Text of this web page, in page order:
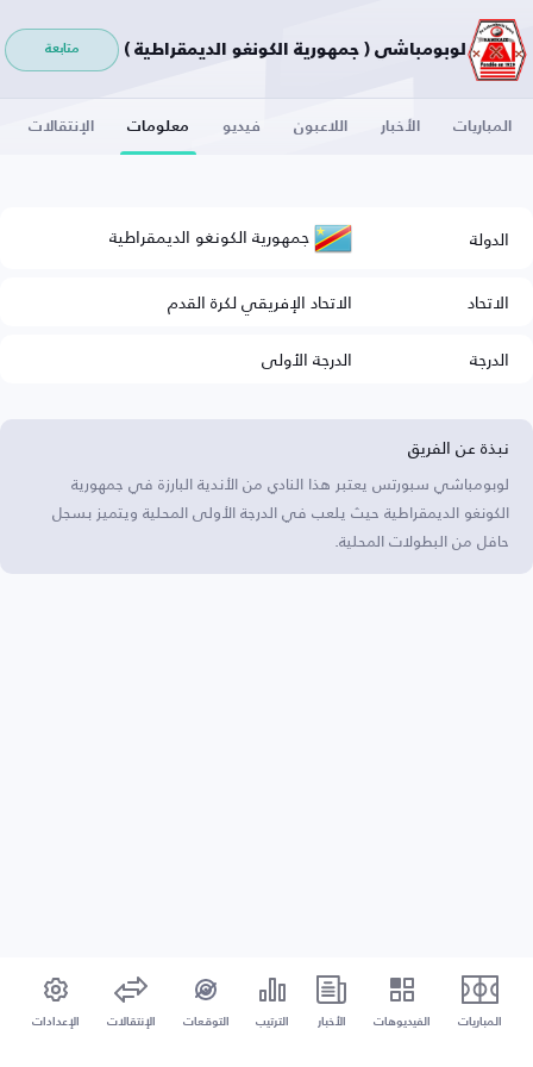
لوبومباشي ( جمهورية الكونغو الديمقراطية ) متابعة
المباريات الأخبار اللاعبون فيديو معلومات الإنتقالات
الدولة جمهورية الكونغو الديمقراطية
الاتحاد
الاتحاد الإفريقي لكرة القدم
الدرجة
الدرجة الأولى
نبذة عن الفريق
لوبومباشي سبورتس يعتبر هذا النادي من الأندية البارزة في جمهورية
الكونغو الديمقراطية حيث يلعب في الدرجة الأولى المحلية ويتميز بسجل
حافل من البطولات المحلية.
المباريات الفيديوهات الأخبار الترتيب التوقعات الإنتقالات الإعدادات